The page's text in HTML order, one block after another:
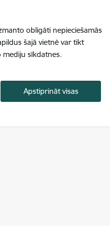
obligāti nepieciešamās
šajā vietnē var tikt
mediju sīkdatnes.
Apstiprināt visas